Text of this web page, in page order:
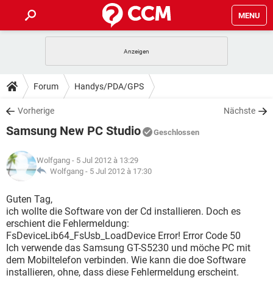
MENU
ANDROID IOS
WINDOWS 10
WHATSAPP TIKTOK
FACEBOOK
TIPPS & TRICKS
SPIELE STREAMING
WHATSAPP
FACEBOOK
DOWNLOADS
SPIELE STREAMING
ANDROID
WINDOWS 10 INSTAGRAM
WHATSAPP
FACEBOOK HARDWARE
SPIELE
ANDROID
WINDOWS 10
WHATSAPP
FACEBOOK HARDWARE
LEXIKON
SPIELE
ANDROID IOS
WINDOWS 10 INSTAGRAM
WHATSAPP TIKTOK
FACEBOOK HARDWARE
Forum Handys/PDA/GPS
Vorherige Nächste
Samsung New PC Studio Geschlossen
Wolfgang - 5 Jul 2012 à 13:29
Wolfgang - 5 Jul 2012 à 17:30
Guten Tag,
ich wollte die Software von der Cd installieren. Doch es
erschient die Fehlermeldung:
FsDeviceLib64_FsUsb_LoadDevice Error! Error Code 50
Ich verwende das Samsung GT-S5230 und möche PC mit
dem Mobiltelefon verbinden. Wie kann die doe Software
installieren, ohne, dass diese Fehlermeldung erscheint.